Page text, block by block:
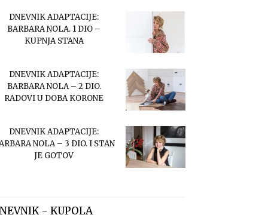
DNEVNIK ADAPTACIJE:
BARBARA NOLA. 1 DIO –
KUPNJA STANA
DNEVNIK ADAPTACIJE:
BARBARA NOLA – 2 DIO.
RADOVI U DOBA KORONE
DNEVNIK ADAPTACIJE:
NOLA – 3 DIO. I STAN
JE GOTOV
- KUPOLA